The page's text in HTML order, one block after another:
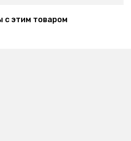
с этим товаром